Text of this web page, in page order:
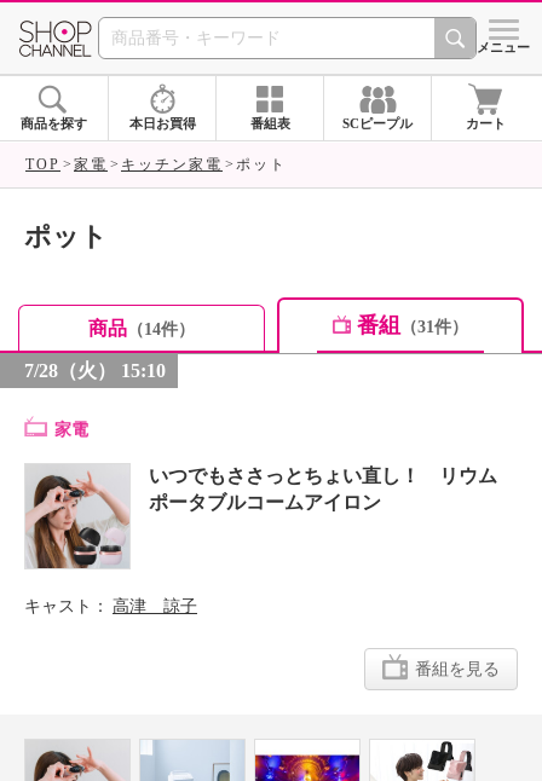
SHOP CHANNEL ショッ
メニュー
商品を探す 本日お買得 番組表 SCピープル カート
TOP 家電 キッチン家電 ポット
ポット
商品 （14件） 番組 （31件）
7/28（火） 15:10
家電
いつでもささっとちょい直し！ リウム
ポータブルコームアイロン
キャスト 高津 諒子
番組を見る